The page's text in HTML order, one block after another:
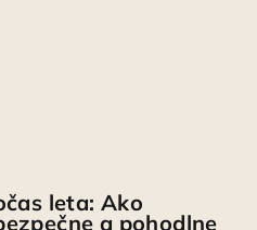
leta: Ako
a pohodlne